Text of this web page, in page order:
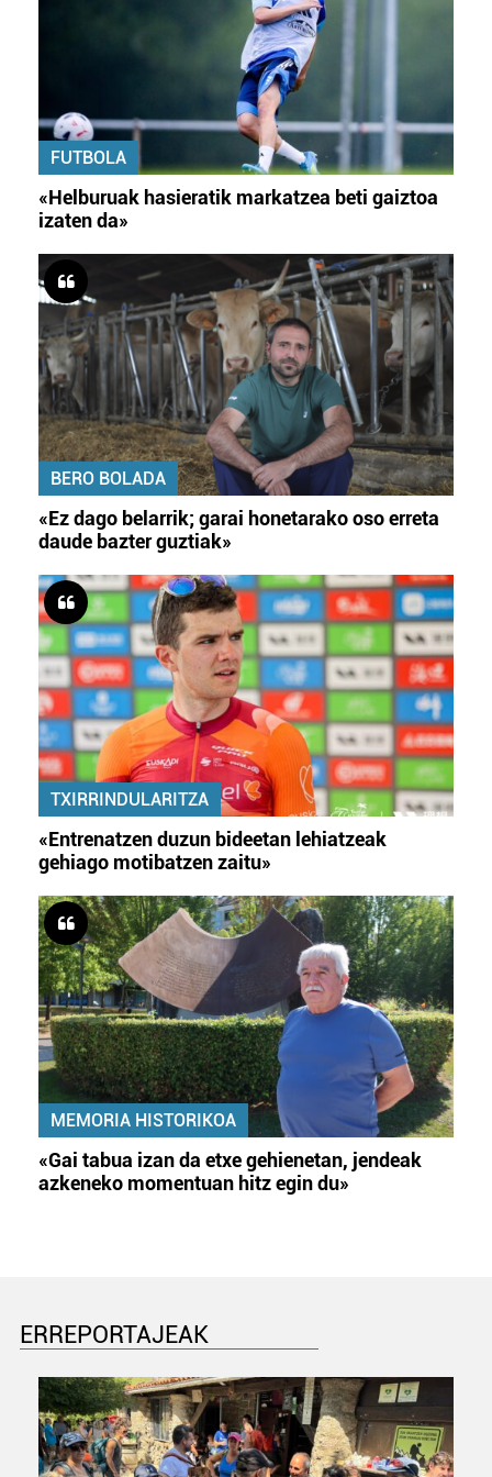
FUTBOLA
«Helburuak hasieratik markatzea beti gaiztoa
izaten da»
BERO BOLADA
«Ez dago belarrik; garai honetarako oso erreta
daude bazter guztiak»
TXIRRINDULARITZA
«Entrenatzen duzun bideetan lehiatzeak
gehiago motibatzen zaitu»
MEMORIA HISTORIKOA
«Gai tabua izan da etxe gehienetan, jendeak
azkeneko momentuan hitz egin du»
ERREPORTAJEAK